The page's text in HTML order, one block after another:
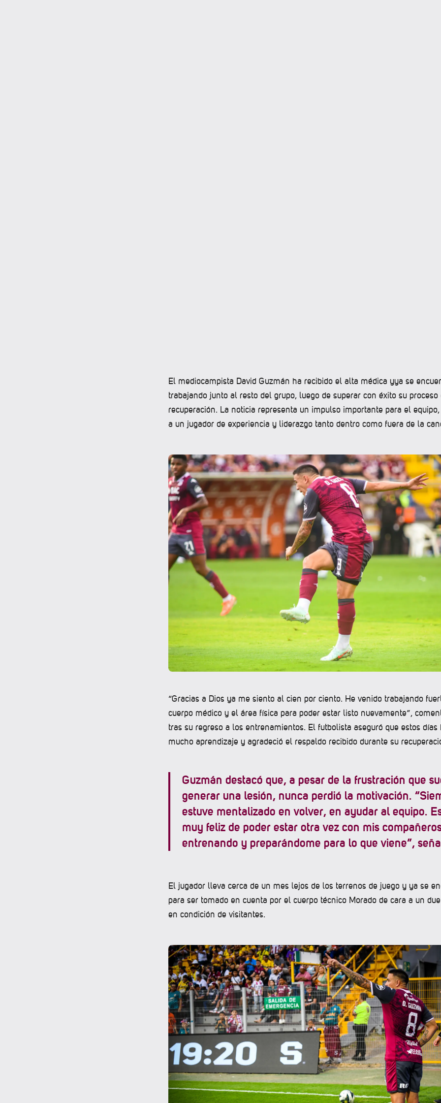
El mediocampista David Guzmán ha recibido el alta médica yya se
trabajando junto al resto del grupo, luego de superar con éxito su proceso
recuperación. La noticia representa un impulso importante para el
a un jugador de experiencia y liderazgo tanto dentro como fuera de la
“Gracias a Dios ya me siento al cien por ciento. He venido trabajando
cuerpo médico y el área física para poder estar listo nuevamente”,
tras su regreso a los entrenamientos. El futbolista aseguró que estos días
mucho aprendizaje y agradeció el respaldo recibido durante su
Guzmán destacó que, a pesar de la frustración que
generar una lesión, nunca perdió la motivación.
estuve mentalizado en volver, en ayudar al equipo.
muy feliz de poder estar otra vez con mis
entrenando y preparándome para lo que viene”,
El jugador lleva cerca de un mes lejos de los terrenos de juego y ya se
para ser tomado en cuenta por el cuerpo técnico Morado de cara a un
en condición de visitantes.